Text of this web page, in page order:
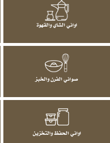
اواني الشاي والقهوة
صواني الفرن والخبز
اواني الحفظ والتخزين